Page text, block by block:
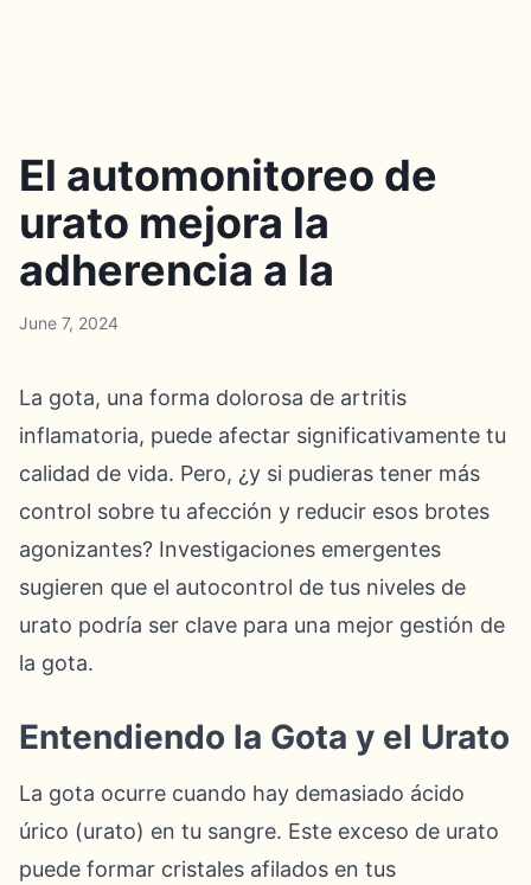
El automonitoreo de
urato mejora la
adherencia a la
June 7, 2024
La gota, una forma dolorosa de artritis
inflamatoria, puede afectar significativamente tu
calidad de vida. Pero, ¿y si pudieras tener más
control sobre tu afección y reducir esos brotes
agonizantes? Investigaciones emergentes
sugieren que el autocontrol de tus niveles de
urato podría ser clave para una mejor gestión de
la gota.
Entendiendo la Gota y el Urato
La gota ocurre cuando hay demasiado ácido
úrico (urato) en tu sangre. Este exceso de urato
puede formar cristales afilados en tus